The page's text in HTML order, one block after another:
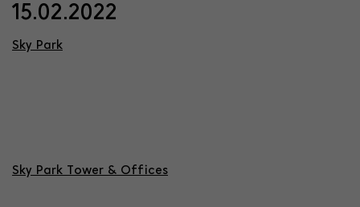
15.02.2022
Sky Park
Sky Park Tower & Offices